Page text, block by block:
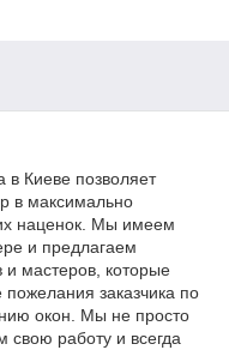
в Киеве позволяет
в максимально
наценок. Мы имеем
и предлагаем
мастеров, которые
заказчика по
окон. Мы не просто
работу и всегда